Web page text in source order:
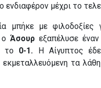
ενδιαφέρον μέχρι το
μπήκε με φιλοδοξίες
οΆσουρ εξαπέλυσε
το 0-1. Η Αίγυπτος
εκμεταλλευόμενη τα